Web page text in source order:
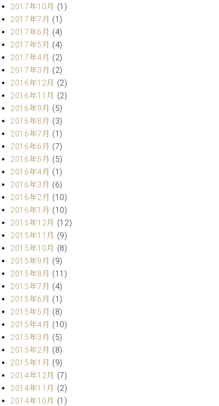
ト
ラ
デ
ィ
シ
ョ
ン
W.
ホ
フ
マ
ン
ヴ
ィ
ジ
ョ
ン
C.BECHSTEIN
Digital(ベ
ヒ
シ
ュ
タ
イ
ン
デ
ジ
タ
ル)
タ
ー
ス
タ
フ
ご
挨
拶
技
者
紹
介
展示
情報
【ユ
ピア
ノ特
選中
古】
イ
ン
ト
情
報
八
王
工
房
ブ
ロ
グ
2017年10月 (1)
2017年7月 (1)
2017年6月 (4)
2017年5月 (4)
2017年4月 (2)
2017年3月 (2)
2016年12月 (2)
2016年11月 (2)
2016年9月 (5)
2016年8月 (3)
2016年7月 (1)
2016年6月 (7)
2016年5月 (5)
2016年4月 (1)
2016年3月 (6)
2016年2月 (10)
2016年1月 (10)
2015年12月 (12)
2015年11月 (9)
2015年10月 (8)
2015年9月 (9)
2015年8月 (11)
2015年7月 (4)
2015年6月 (1)
2015年5月 (8)
2015年4月 (10)
2015年3月 (5)
2015年2月 (8)
2015年1月 (9)
2014年12月 (7)
2014年11月 (2)
2014年10月 (1)